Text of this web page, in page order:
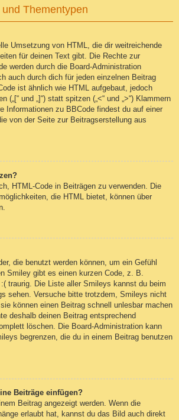
Thementypen
Umsetzung von HTML, die dir weitreichende
für deinen Text gibt. Die Rechte zur
werden durch die Board-Administration
auch durch dich für jeden einzelnen Beitrag
ist ähnlich wie HTML aufgebaut, jedoch
(„[“ und „]“) statt spitzen („<“ und „>“) Klammern
Informationen zu BBCode findest du auf einer
von der Seite zur Beitragserstellung aus
HTML-Code in Beiträgen zu verwenden. Die
die HTML bietet, können über
die benutzt werden können, um ein Gefühl
Smiley gibt es einen kurzen Code, z. B.
traurig. Die Liste aller Smileys kannst du beim
sehen. Versuche bitte trotzdem, Smileys nicht
können einen Beitrag schnell unlesbar machen
deshalb deinen Beitrag entsprechend
löschen. Die Board-Administration kann
begrenzen, die du in einem Beitrag benutzen
Beiträge einfügen?
Beitrag angezeigt werden. Wenn die
erlaubt hat, kannst du das Bild auch direkt